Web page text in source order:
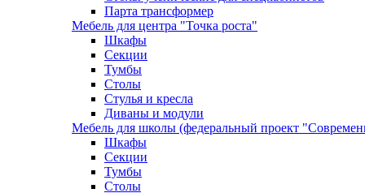
Парта трансформер
Мебель для центра "Точка роста"
Шкафы
Секции
Тумбы
Столы
Стулья и кресла
Диваны и модули
Мебель для школы (федеральный проект
Шкафы
Секции
Тумбы
Столы